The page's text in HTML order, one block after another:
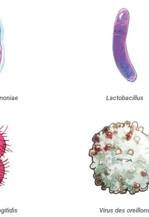
Lactobacillus
Virus des